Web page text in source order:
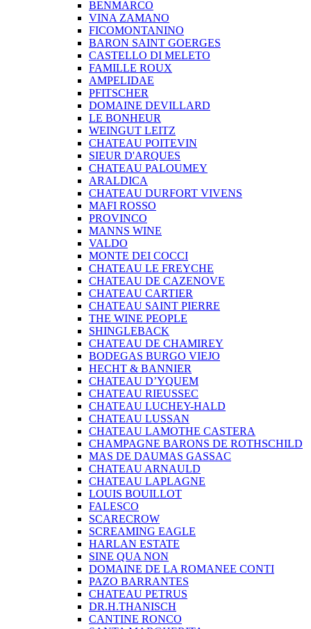
BENMARCO
VINA ZAMANO
FICOMONTANINO
BARON SAINT GOERGES
CASTELLO DI MELETO
FAMILLE ROUX
AMPELIDAE
PFITSCHER
DOMAINE DEVILLARD
LE BONHEUR
WEINGUT LEITZ
CHATEAU POITEVIN
SIEUR D'ARQUES
CHATEAU PALOUMEY
ARALDICA
CHATEAU DURFORT VIVENS
MAFI ROSSO
PROVINCO
MANNS WINE
VALDO
MONTE DEI COCCI
CHATEAU LE FREYCHE
CHATEAU DE CAZENOVE
CHATEAU CARTIER
CHATEAU SAINT PIERRE
THE WINE PEOPLE
SHINGLEBACK
CHATEAU DE CHAMIREY
BODEGAS BURGO VIEJO
HECHT & BANNIER
CHATEAU D’YQUEM
CHATEAU RIEUSSEC
CHATEAU LUCHEY-HALD
CHATEAU LUSSAN
CHATEAU LAMOTHE CASTERA
CHAMPAGNE BARONS DE ROTHSCHILD
MAS DE DAUMAS GASSAC
CHATEAU ARNAULD
CHATEAU LAPLAGNE
LOUIS BOUILLOT
FALESCO
SCARECROW
SCREAMING EAGLE
HARLAN ESTATE
SINE QUA NON
DOMAINE DE LA ROMANEE CONTI
PAZO BARRANTES
CHATEAU PETRUS
DR.H.THANISCH
CANTINE RONCO